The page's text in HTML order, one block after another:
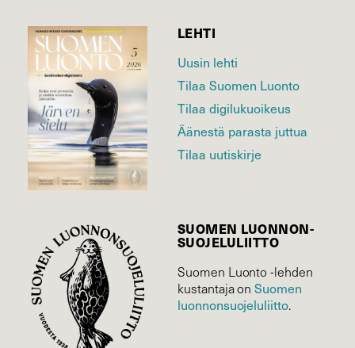
LEHTI
Uusin lehti
Tilaa Suomen Luonto
Tilaa digilukuoikeus
Äänestä parasta juttua
Tilaa uutiskirje
SUOMEN LUONNON­
SUOJELU­LIITTO
Suomen Luonto -lehden
kustantaja onSuomen
luonnonsuojelu­liitto.